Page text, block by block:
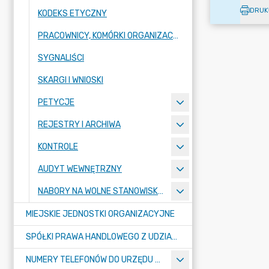
KODEKS ETYCZNY
PRACOWNICY, KOMÓRKI ORGANIZACYJNE URZĘDU
SYGNALIŚCI
SKARGI I WNIOSKI
PETYCJE
REJESTRY I ARCHIWA
KONTROLE
AUDYT WEWNĘTRZNY
NABORY NA WOLNE STANOWISKA PRACY
MIEJSKIE JEDNOSTKI ORGANIZACYJNE
SPÓŁKI PRAWA HANDLOWEGO Z UDZIAŁEM GMINY
NUMERY TELEFONÓW DO URZĘDU MIASTA, MIEJSKICH JEDNOSTEK ORGANIZACYJNYCH ORAZ SPÓŁEK PRAWA HANDLOWEGO Z UDZIAŁEM GMINY